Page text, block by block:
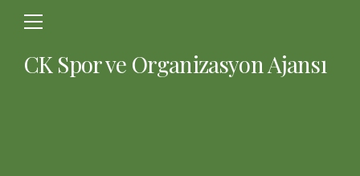
CK Spor ve Organizasyon Ajansı